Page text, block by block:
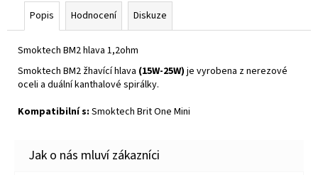
Popis Hodnocení Diskuze
Smoktech BM2 hlava 1,2ohm
Smoktech BM2 žhavící hlava (15W-25W) je vyrobena z nerezové
oceli a duální kanthalové spirálky.
Kompatibilní s: Smoktech Brit One Mini
DEKANG
DAF
10ML
6MG
159
Kč
Původně:
Kč